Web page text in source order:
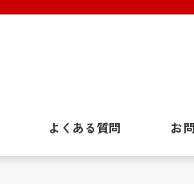
よくある質問 お